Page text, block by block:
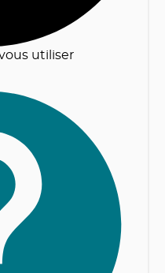
utiliser